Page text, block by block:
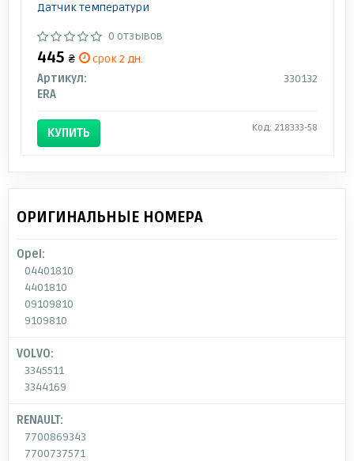
Датчик темпеpатуpи
0 отзывов
445 ₴
срок 2 дн.
Артикул:
330132
ERA
КУПИТЬ Код: 218333-58
ОРИГИНАЛЬНЫЕ НОМЕРА
Opel:
04401810
4401810
09109810
9109810
VOLVO:
3345511
3344169
RENAULT:
7700869343
7700737571